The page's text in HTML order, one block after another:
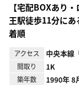
【宅配BOXあり
王駅徒歩11分に
着順
アクセス 中央本線
間取り 1K
築年数 1990年 8